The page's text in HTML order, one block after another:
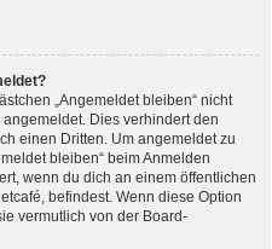
„Angemeldet bleiben“ nicht
Dies verhindert den
einen Dritten. Um angemeldet zu
bleiben“ beim Anmelden
wenn du dich an einem öffentlichen
befindest. Wenn diese Option
vermutlich von der Board-